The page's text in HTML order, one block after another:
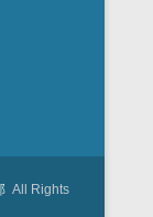
All Rights